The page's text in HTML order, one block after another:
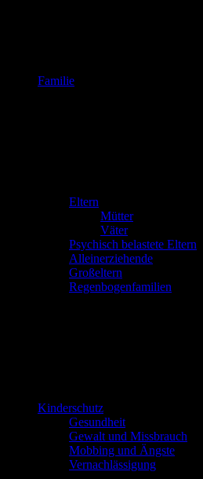
Familie
Eltern
Mütter
Väter
Psychisch belastete Eltern
Alleinerziehende
Großeltern
Regenbogenfamilien
Kinderschutz
Gesundheit
Gewalt und Missbrauch
Mobbing und Ängste
Vernachlässigung